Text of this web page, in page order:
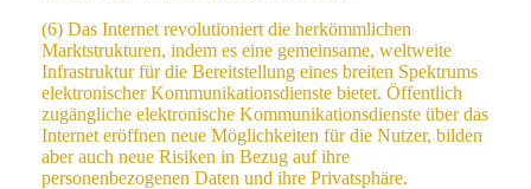
(6) Das Internet revolutioniert die herkömmlichen
Marktstrukturen, indem es eine gemeinsame, weltweite
Infrastruktur für die Bereitstellung eines breiten Spektrums
elektronischer Kommunikationsdienste bietet. Öffentlich
zugängliche elektronische Kommunikationsdienste über das
Internet eröffnen neue Möglichkeiten für die Nutzer, bilden
aber auch neue Risiken in Bezug auf ihre
personenbezogenen Daten und ihre Privatsphäre.